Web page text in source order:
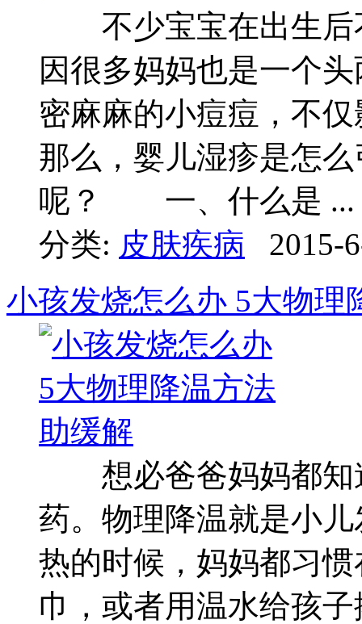
不少宝宝在出生后
因很多妈妈也是一个
密麻麻的小痘痘，不
那么，婴儿湿疹是怎
呢？ 一、什么是 ...
分类: 皮肤疾病
2015-
小孩发烧怎么办 5大物理
想必爸爸妈妈都知
药。物理降温就是小
热的时候，妈妈都习
巾，或者用温水给孩